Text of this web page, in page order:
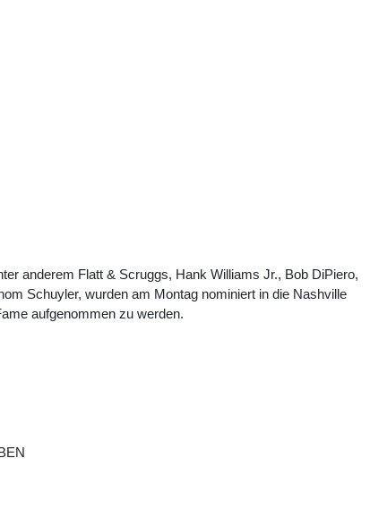
anderem Flatt & Scruggs, Hank Williams Jr., Bob DiPiero,
Schuyler, wurden am Montag nominiert in die Nashville
aufgenommen zu werden.